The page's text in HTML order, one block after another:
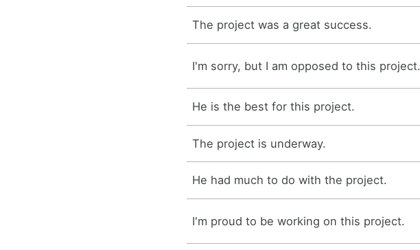
The project was a great success.
I'm sorry, but I am opposed to this project.
He is the best for this project.
The project is underway.
He had much to do with the project.
I'm proud to be working on this project.